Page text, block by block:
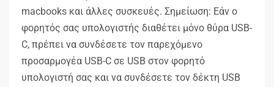
macbooks και άλλες συσκευές. Σημείωση: Εάν ο
φορητός σας υπολογιστής διαθέτει μόνο θύρα USB-
C, πρέπει να συνδέσετε τον παρεχόμενο
προσαρμογέα USB-C σε USB στον φορητό
υπολογιστή σας και να συνδέσετε τον δέκτη USB